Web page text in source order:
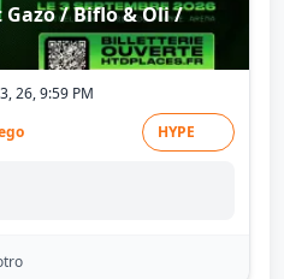
Gazo / Biflo & Oli /
26, 9:59 PM
HYPE